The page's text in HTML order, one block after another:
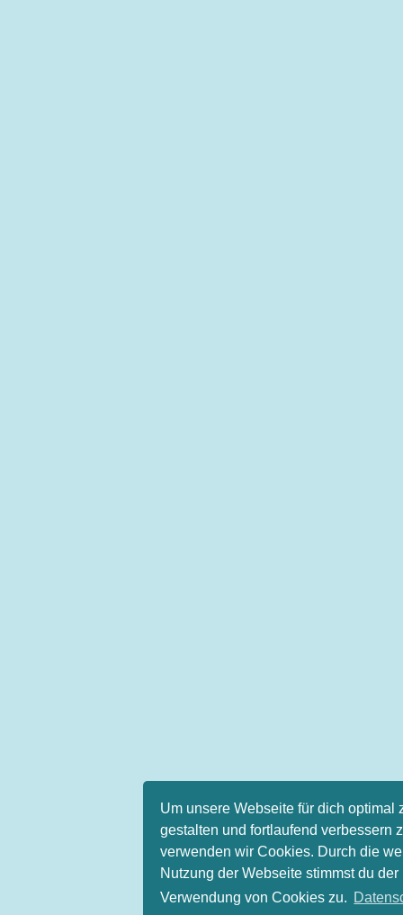
Um unsere Webseite für dich optimal
gestalten und fortlaufend verbessern
verwenden wir Cookies. Durch die
Nutzung der Webseite stimmst du der
Verwendung von Cookies zu.